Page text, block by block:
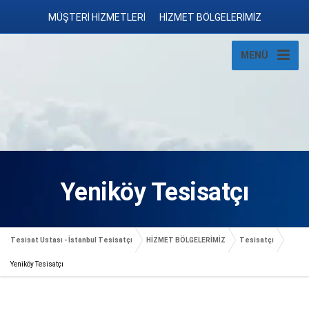
MÜŞTERİ HİZMETLERİ HİZMET BÖLGELERİMİZ
MENÜ
Yeniköy Tesisatçı
Tesisat Ustası - İstanbul Tesisatçı HİZMET BÖLGELERİMİZ Tesisatçı
Yeniköy Tesisatçı